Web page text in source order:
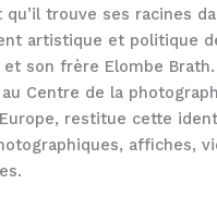
qu’il trouve ses racines
artistique et politique
et son frère Elombe
Centre de la
restitue cette
affiches,